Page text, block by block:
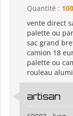
Quantité :
vente direct
palette ou
sac grand
camion 18
palette ou
rouleau
artisan